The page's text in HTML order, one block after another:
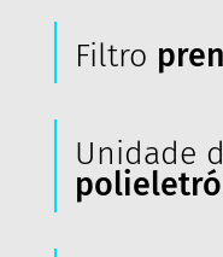
Filtro
Unidade